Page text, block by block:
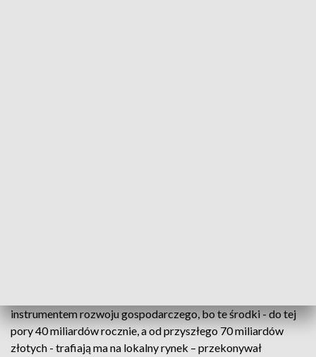
instrumentem rozwoju gospodarczego, bo te środki - do tej
pory 40 miliardów rocznie, a od przyszłego 70 miliardów
złotych - trafiają ma na lokalny rynek – przekonywał